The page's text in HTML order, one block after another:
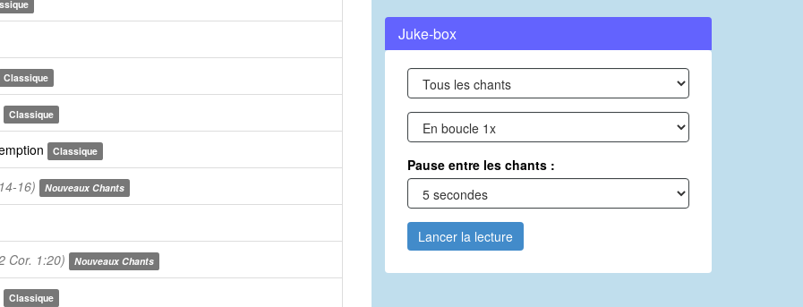
Classique
Classique
Classique
16) Nouveaux Chants
Cor. 1:20) Nouveaux Chants
Classique
Juke-box
Pause entre les chants :
Lancer la lecture